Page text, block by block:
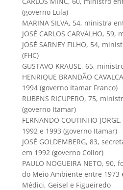
(governo Lula)
MARINA SILVA, 54, ministra
JOSÉ CARLOS CARVALHO,
JOSÉ SARNEY FILHO, 54,
(FHC)
GUSTAVO KRAUSE, 65,
HENRIQUE BRANDÃO
1994 (governo Itamar Franco)
RUBENS RICUPERO, 75,
(governo Itamar)
FERNANDO COUTINHO
1992 e 1993 (governo Itamar)
JOSÉ GOLDEMBERG, 83,
em 1992 (governo Collor)
PAULO NOGUEIRA NETO,
do Meio Ambiente entre 1973
Médici, Geisel e Figueiredo